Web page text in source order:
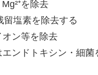
を除去
塩素を除去する
ン等を除去
ンドトキシン・細菌